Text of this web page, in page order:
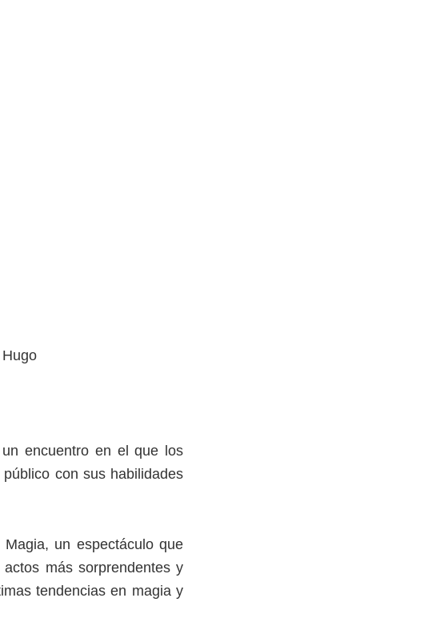
encuentro en el que los
con sus habilidades
un espectáculo que
más sorprendentes y
tendencias en magia y